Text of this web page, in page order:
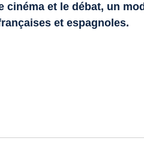
et le débat, un
et espagnoles.